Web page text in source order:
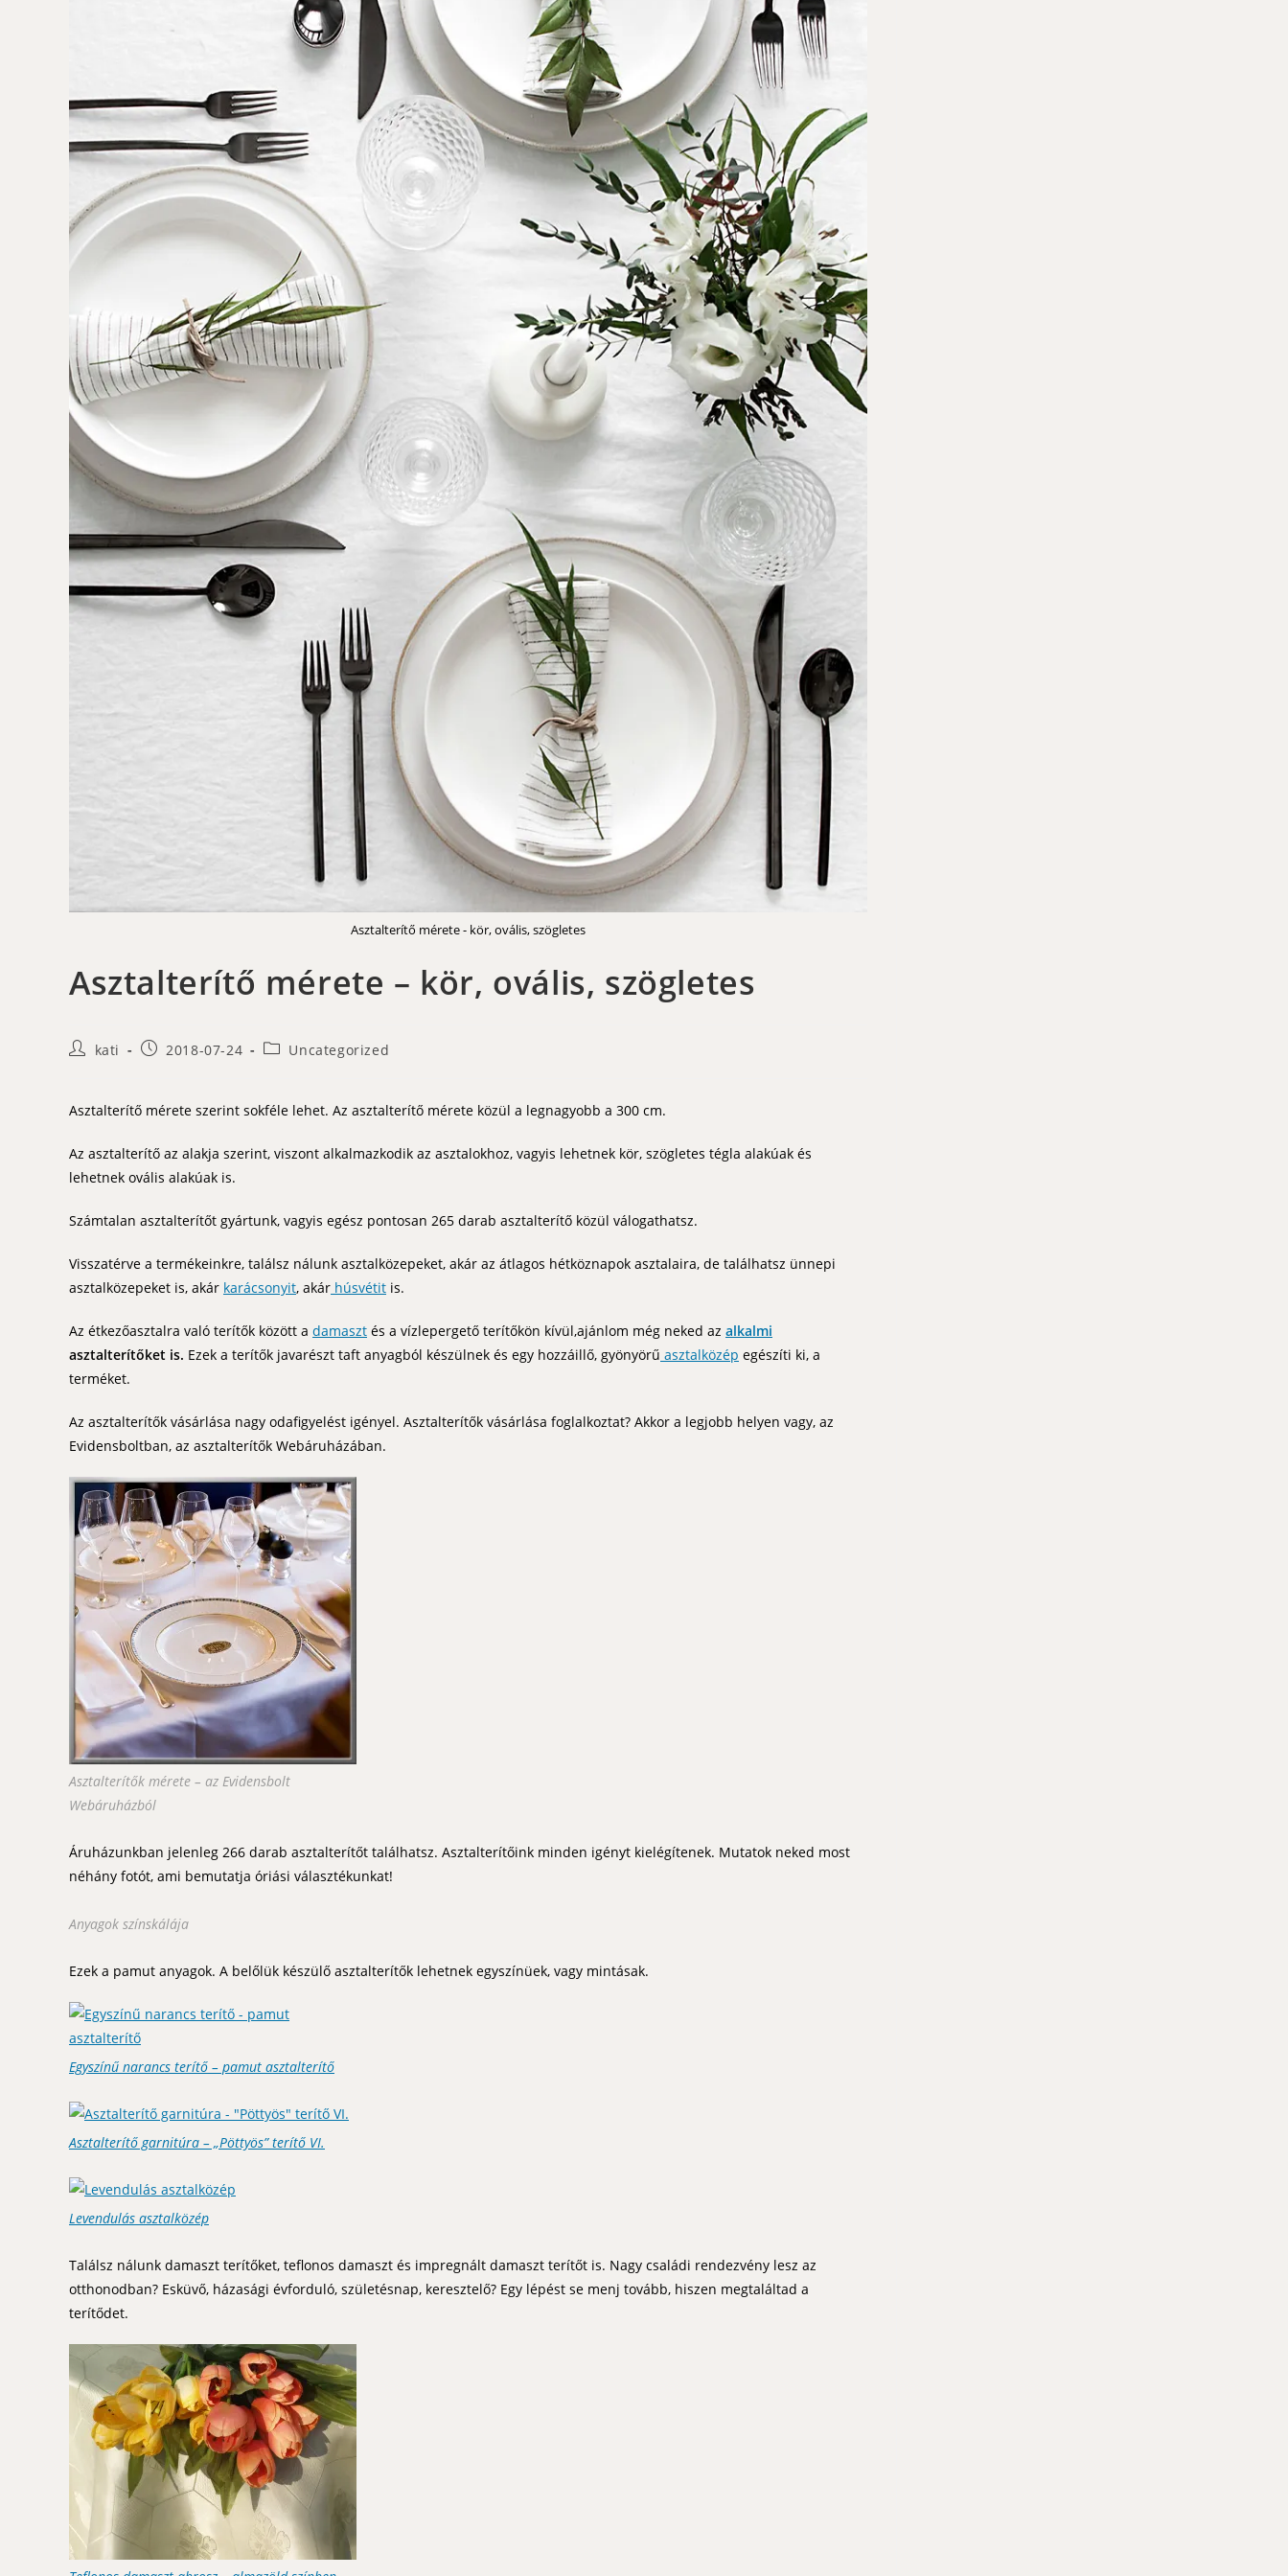
Asztalterítő mérete - kör, ovális, szögletes
Asztalterítő mérete – kör, ovális, szögletes
Postkati
Post2018-07-24
PostUncategorized
Asztalterítő mérete szerint sokféle lehet. Az asztalterítő mérete közül a legnagyobb a 300 cm.
Az asztalterítő az alakja szerint, viszont alkalmazkodik az asztalokhoz, vagyis lehetnek kör, szögletes tégla alakúak és
lehetnek ovális alakúak is.
Számtalan asztalterítőt gyártunk, vagyis egész pontosan 265 darab asztalterítő közül válogathatsz.
Visszatérve a termékeinkre, találsz nálunk asztalközepeket, akár az átlagos hétköznapok asztalaira, de találhatsz ünnepi
asztalközepeket is, akár karácsonyit, akár húsvétit is.
Az étkezőasztalra való terítők között a damaszt és a vízlepergető terítőkön kívül,ajánlom még neked az alkalmi
asztalterítőket is. Ezek a terítők javarészt taft anyagból készülnek és egy hozzáillő, gyönyörű asztalközép egészíti ki, a
terméket.
Az asztalterítők vásárlása nagy odafigyelést igényel. Asztalterítők vásárlása foglalkoztat? Akkor a legjobb helyen vagy, az
Evidensboltban, az asztalterítők Webáruházában.
Asztalterítők mérete – az Evidensbolt
Webáruházból
Áruházunkban jelenleg 266 darab asztalterítőt találhatsz. Asztalterítőink minden igényt kielégítenek. Mutatok neked most
néhány fotót, ami bemutatja óriási választékunkat!
Anyagok színskálája
Ezek a pamut anyagok. A belőlük készülő asztalterítők lehetnek egyszínüek, vagy mintásak.
Egyszínű narancs terítő – pamut asztalterítő
Asztalterítő garnitúra – „Pöttyös” terítő VI.
Levendulás asztalközép
Találsz nálunk damaszt terítőket, teflonos damaszt és impregnált damaszt terítőt is. Nagy családi rendezvény lesz az
otthonodban? Esküvő, házasági évforduló, születésnap, keresztelő? Egy lépést se menj tovább, hiszen megtaláltad a
terítődet.